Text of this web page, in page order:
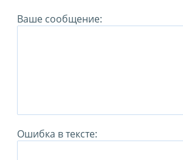
Ваше сообщение:
Ошибка в тексте: